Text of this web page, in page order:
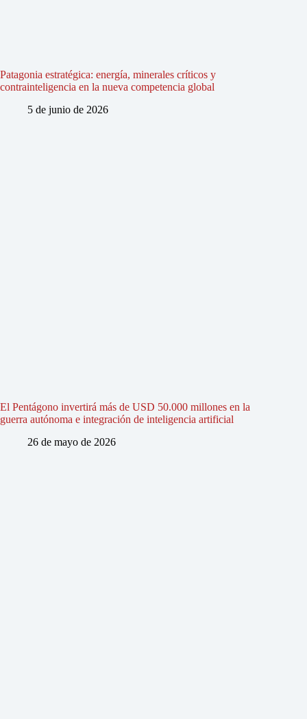
Patagonia estratégica: energía, minerales críticos y
contrainteligencia en la nueva competencia global
5 de junio de 2026
El Pentágono invertirá más de USD 50.000 millones en la
guerra autónoma e integración de inteligencia artificial
26 de mayo de 2026